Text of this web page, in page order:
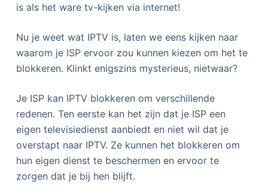
is als het ware tv-kijken via internet!
Nu je weet wat IPTV is, laten we eens kijken naar
waarom je ISP ervoor zou kunnen kiezen om het te
blokkeren. Klinkt enigszins mysterieus, nietwaar?
Je ISP kan IPTV blokkeren om verschillende
redenen. Ten eerste kan het zijn dat je ISP een
eigen televisiedienst aanbiedt en niet wil dat je
overstapt naar IPTV. Ze kunnen het blokkeren om
hun eigen dienst te beschermen en ervoor te
zorgen dat je bij hen blijft.